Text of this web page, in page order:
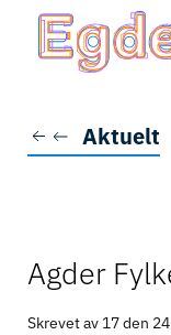
Skip to main
Aktuelt
Agder
Skrevet av 17 den